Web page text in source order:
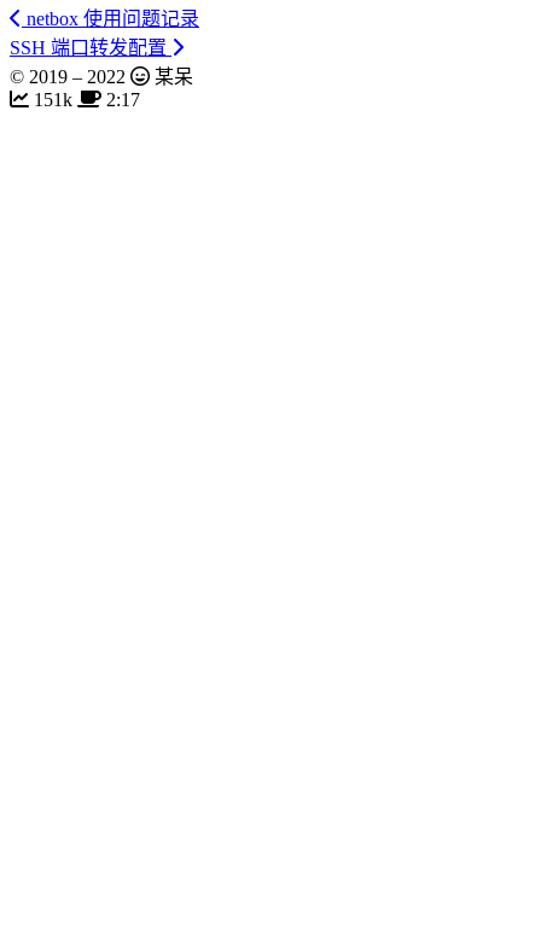
netbox 使用问题记录
SSH 端口转发配置
© 2019 – 2022
某呆
151k
2:17